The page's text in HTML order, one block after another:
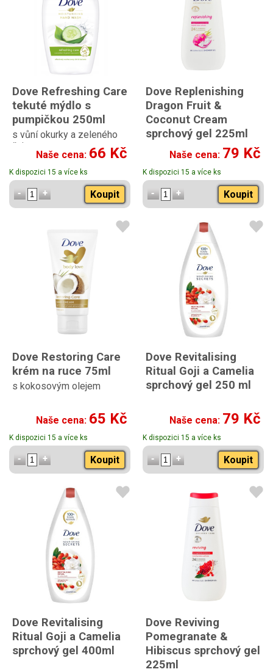
Dove Refreshing Care
tekuté mýdlo s
pumpičkou 250ml
s vůní okurky a zeleného
čaje
Naše cena: 66 Kč
K dispozici 15 a více ks
Koupit
Dove Replenishing
Dragon Fruit &
Coconut Cream
sprchový gel 225ml
s vůní dračího ovoce a
kokosuNaše cena: 79 Kč
K dispozici 15 a více ks
Koupit
Dove Restoring Care
krém na ruce 75ml
s kokosovým olejem
Naše cena: 65 Kč
K dispozici 15 a více ks
Koupit
Dove Revitalising
Ritual Goji a Camelia
sprchový gel 250 ml
Naše cena: 79 Kč
K dispozici 15 a více ks
Koupit
Dove Revitalising
Ritual Goji a Camelia
sprchový gel 400ml
Dove Reviving
Pomegranate &
Hibiscus sprchový gel
225ml